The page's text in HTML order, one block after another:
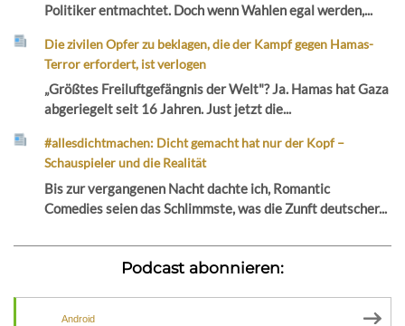
Politiker entmachtet. Doch wenn Wahlen egal werden,...
Die zivilen Opfer zu beklagen, die der Kampf gegen Hamas-
Terror erfordert, ist verlogen
„Größtes Freiluftgefängnis der Welt"? Ja. Hamas hat Gaza
abgeriegelt seit 16 Jahren. Just jetzt die...
#allesdichtmachen: Dicht gemacht hat nur der Kopf –
Schauspieler und die Realität
Bis zur vergangenen Nacht dachte ich, Romantic
Comedies seien das Schlimmste, was die Zunft deutscher...
Podcast abonnieren:
Android